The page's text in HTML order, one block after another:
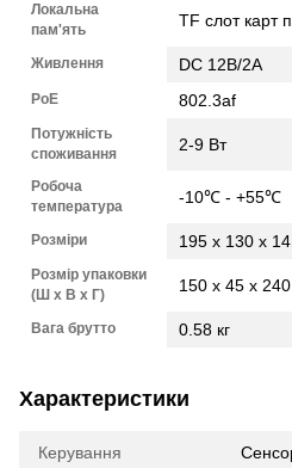
Локальна
пам'ять
TF слот карт
Живлення DC 12В/2A
PoE 802.3af
Потужність
споживання
2-9 Вт
Робоча
температура
-10℃ - +55℃
Розміри 195 x 130 x
Розмір упаковки
(Ш х В х Г)
150 x 45 x
Вага брутто 0.58 кг
Характеристики
Керування